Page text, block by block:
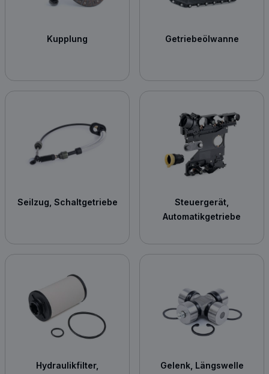
Kupplung Getriebeölwanne
Seilzug, Schaltgetriebe
Steuergerät,
Automatikgetriebe
Hydraulikfilter,
Gelenk, Längswelle